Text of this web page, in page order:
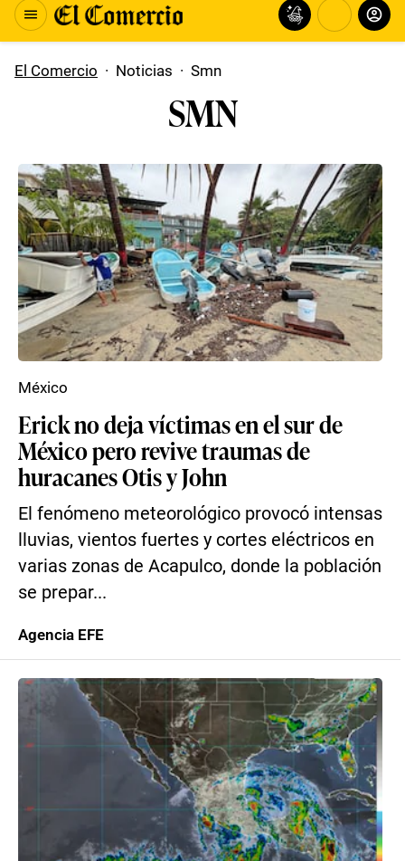
El Comercio · Noticias · Smn
SMN
Erick no deja víctimas en el sur de
México pero revive traumas de
huracanes Otis y John
El fenómeno meteorológico provocó intensas
lluvias, vientos fuertes y cortes eléctricos en
varias zonas de Acapulco, donde la población
se prepar...
México
Agencia EFE